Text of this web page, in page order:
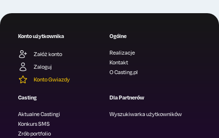
Konto użytkownika
Załóż konto
Zaloguj
Konto Gwiazdy
Ogólne
Realizacje
Kontakt
O Casting.pl
Casting
Aktualne Castingi
Konkurs SMS
Zrób portfolio
Dla Partnerów
Wyszukiwarka użytkowników